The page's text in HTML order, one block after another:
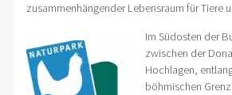
zusammenhängender Lebensraum für Tiere
Im Südosten der
zwischen der
Hochlagen,
böhmischen